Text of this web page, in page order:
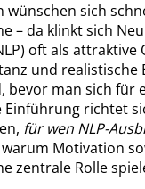
wünschen sich
– da klinkt sich
oft als attraktive
und realistische
bevor man sich für
Einführung richtet
für wen NLP-
Motivation
zentrale Rolle